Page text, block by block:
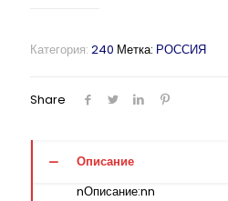
Категория: 240 Метка: РОССИЯ
Share
Описание
nОписание:nn